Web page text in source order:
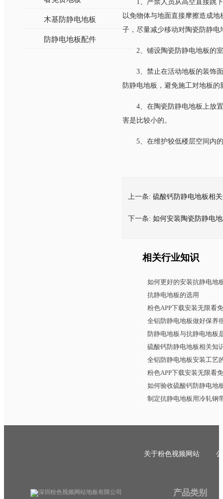
木基防静电地板
防静电地板配件
1、严禁人员从高空直接跳下
以免物体与地面直接摩擦造成地板
子，尽量减少移动对陶瓷防静电
2、铺设陶瓷防静电地板的
3、禁止在活动地板的装饰
防静电地板，避免施工对地板的影
4、在陶瓷防静电地板上放
害是比较小的。
5、在维护较低楼层空间内
上一条: 硫酸钙防静电地板相
下一条: 如何安装陶瓷防静电
相关行业知识
如何更好的安装抗静电地
抗静电地板的选用
粉色APP下载安装无限看
全铝防静电地板做好保养
防静电地板与抗静电地板
硫酸钙防静电地板相关知
全铝防静电地板安装工艺
粉色APP下载安装无限看
如何验收硫酸钙防静电地
制定抗静电地板用冷轧钢
关于粉色视频网站
产品类别